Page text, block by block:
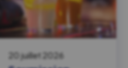
20 juillet 2026